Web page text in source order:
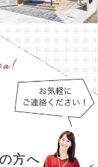
方へ